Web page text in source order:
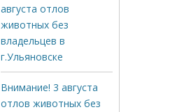
августа отлов
животных без
владельцев в
г.Ульяновске
Внимание! 3 августа
отлов животных без